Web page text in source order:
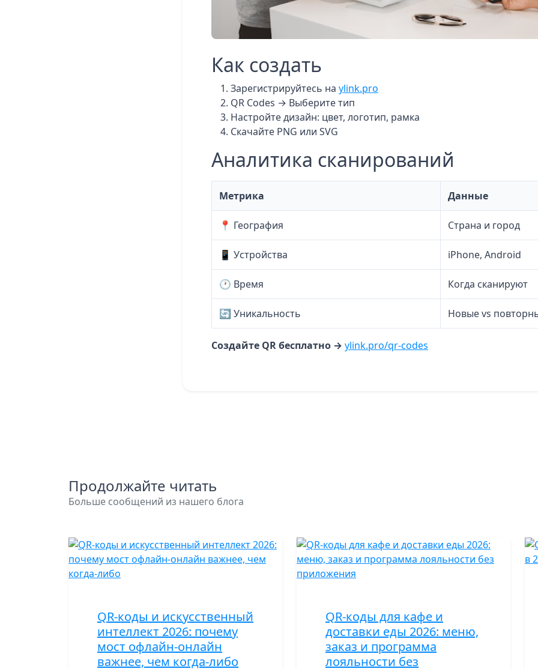
Как создать
Зарегистрируйтесь на ylink.pro
QR Codes → Выберите тип
Настройте дизайн: цвет, логотип, рамка
Скачайте PNG или SVG
Аналитика сканирований
Метрика Данные
📍 География Страна и город
📱 Устройства iPhone, Android
🕐 Время Когда сканируют
🔄 Уникальность Новые vs
Создайте QR бесплатно → ylink.pro/qr-codes
Продолжайте читать
Больше сообщений из нашего блога
QR-коды и искусственный
интеллект 2026: почему
мост офлайн-онлайн
важнее, чем когда-либо
QR-коды для кафе и
доставки еды 2026: меню,
заказ и программа
лояльности без